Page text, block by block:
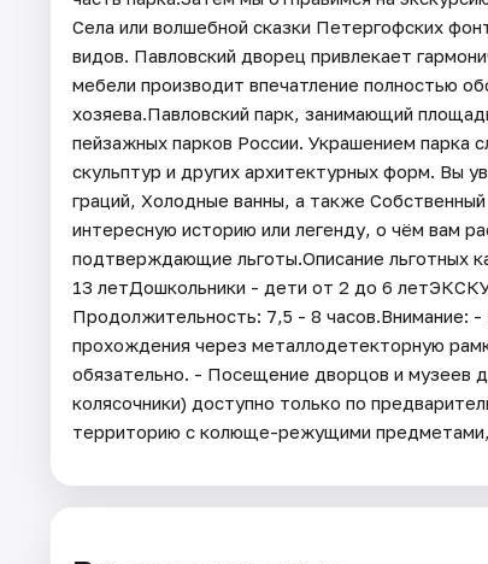
Села или волшебной сказки Петергофских
видов. Павловский дворец привлекает
мебели производит впечатление полностью
хозяева.Павловский парк, занимающий
пейзажных парков России. Украшением парка
скульптур и других архитектурных форм. Вы
граций, Холодные ванны, а также
интересную историю или легенду, о чём вам
подтверждающие льготы.Описание льготных
13 летДошкольники - дети от 2 до 6
Продолжительность: 7,5 - 8 часов.Внимание:
прохождения через металлодетекторную
обязательно. - Посещение дворцов и музеев
колясочники) доступно только по
территорию с колюще-режущими предметами,